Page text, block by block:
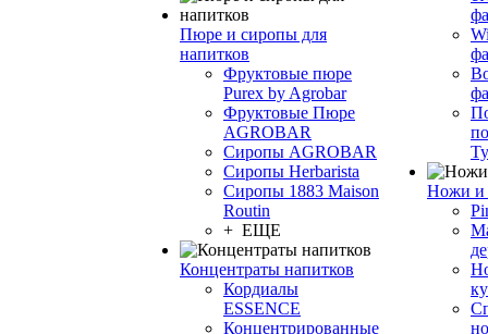
Пюре и сиропы для
напитков
Фруктовые пюре
Purex by Agrobar
Фруктовые Пюре
AGROBAR
Сиропы AGROBAR
Сиропы Herbarista
Сиропы 1883 Maison
Routin
+ ЕЩЕ
Концентраты напитков
Кордиалы
ESSENCE
Концентрированные
Ножи и